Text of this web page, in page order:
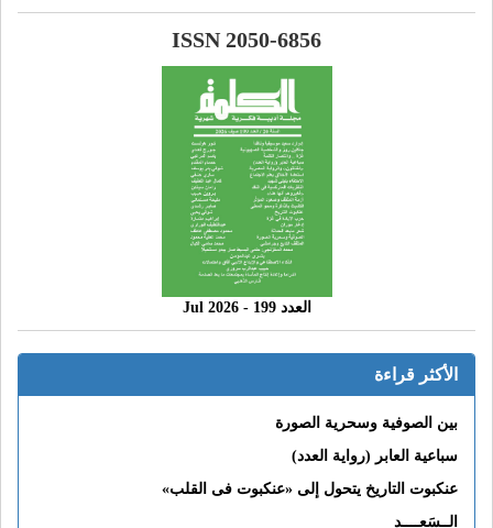
ISSN 2050-6856
العدد 199 - 2026 Jul
الأكثر قراءة
بين الصوفية وسحرية الصورة
سباعية العابر (رواية العدد)
عنكبوت التاريخ يتحول إلى «عنكبوت فى القلب»
الــسَعــــد